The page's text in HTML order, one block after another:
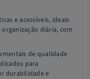
e acessíveis, ideais
diária, com
de qualidade
para
durabilidade e